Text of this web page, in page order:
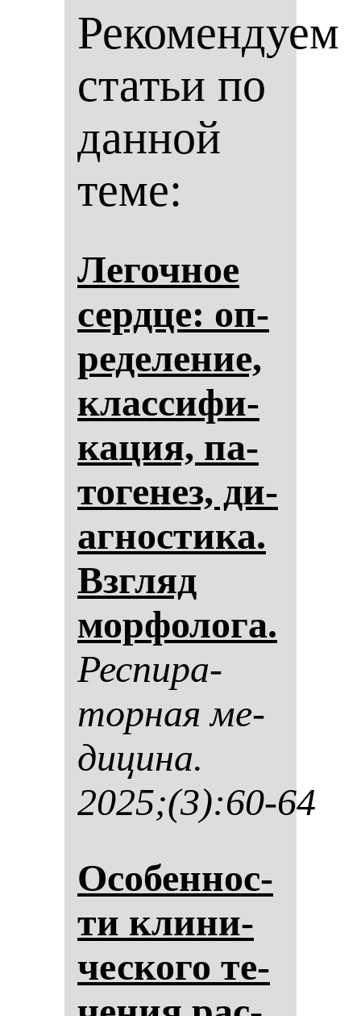
Рекомендуем
статьи по
данной
теме:
Ле­гоч­ное
сер­дце: оп­
ре­де­ле­ние,
клас­си­фи­
ка­ция, па­
то­ге­нез, ди­
аг­нос­ти­ка.
Взгляд
мор­фо­ло­га.
Рес­пи­ра­
тор­ная ме­
ди­ци­на.
2025;(3):60-64
Осо­бен­нос­
ти кли­ни­
чес­ко­го те­